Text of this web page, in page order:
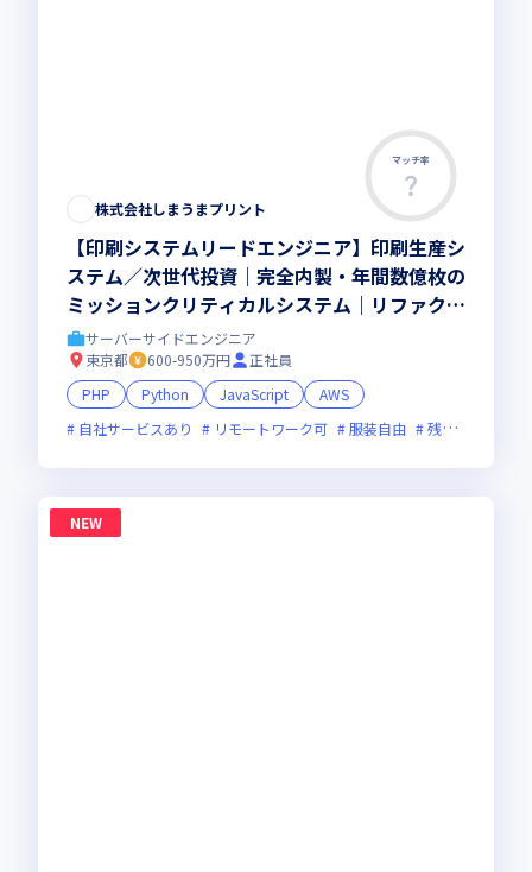
マッチ率
株式会社しまうまプリント
【印刷システムリードエンジニア】印刷生産シ
ステム／次世代投資｜完全内製・年間数億枚の
ミッションクリティカルシステム｜リファクタ
＆刷新の比重をさらに拡大｜ハイブリッド勤務
(週2出社)
サーバーサイドエンジニア
東京都
600-950万円
正社員
PHP
Python JavaScript
AWS
自社サービスあり
リモートワーク可 服装自由 残業月20時間未満
NEW